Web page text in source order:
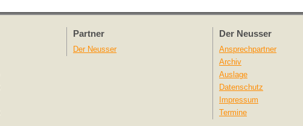
Partner
Der Neusser
Der Neusser
Ansprechpartner
Archiv
Auslage
Datenschutz
Impressum
Termine